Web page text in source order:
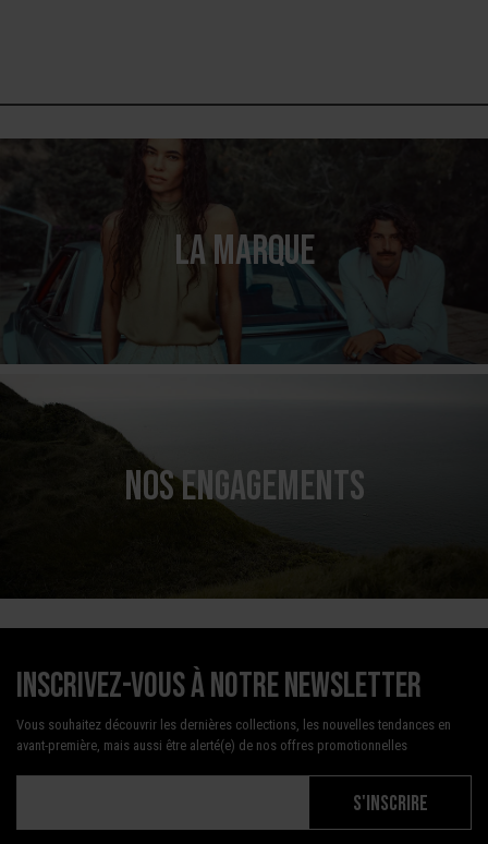
LA MARQUE
NOS ENGAGEMENTS
Inscrivez-vous à notre newsletter
Vous souhaitez découvrir les dernières collections, les nouvelles tendances en
avant-première, mais aussi être alerté(e) de nos offres promotionnelles
S'INSCRIRE